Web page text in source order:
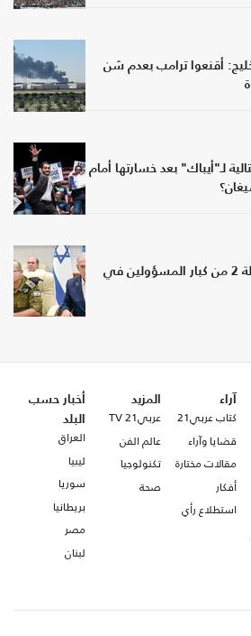
أقنعوا ترامب بعدم شن
لـ"أيباك" بعد خسارتها أمام
بسبب إيران.. إقالة 2 من كبار المسؤولين في
آراء
كتاب عربي21
قضايا وآراء
مقالات مختارة
أفكار
استطلاع رأي
المزيد
عربي21 TV
عالم الفن
تكنولوجيا
صحة
أخبار حسب
البلد
العراق
ليبيا
سوريا
بريطانيا
مصر
لبنان